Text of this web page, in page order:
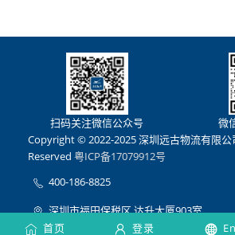
首页 登录
扫码关注微信公众号
微
Copyright © 2022-2025 深圳远古物流有限公
Reserved 粤ICP备17079912号
400-186-8825
深圳市福田保税区 达升大厦903室